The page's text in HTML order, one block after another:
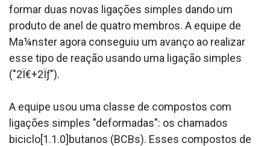
formar duas novas ligações simples dando um
produto de anel de quatro membros. A equipe de
Ma¼nster agora conseguiu um avanço ao realizar
esse tipo de reação usando uma ligação simples
("2Ï€+2Ïƒ").
A equipe usou uma classe de compostos com
ligações simples "deformadas": os chamados
biciclo[1.1.0]butanos (BCBs). Esses compostos de